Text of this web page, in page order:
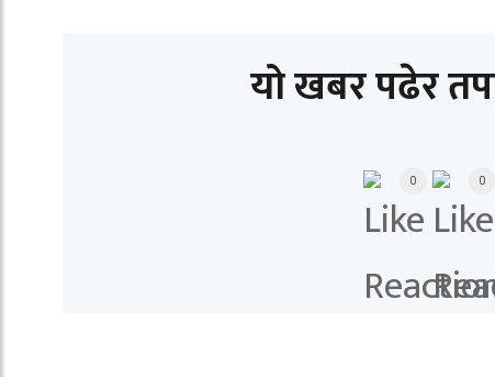
यो खबर पढेर
0 0